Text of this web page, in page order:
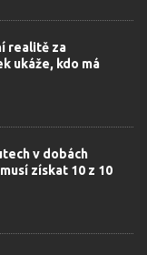
realitě za
ukáže, kdo má
v dobách
získat 10 z 10